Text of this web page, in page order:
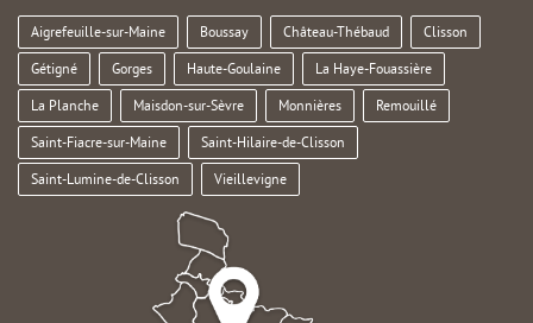
Aigrefeuille-sur-Maine Boussay Château-Thébaud Clisson
Gétigné Gorges Haute-Goulaine La Haye-Fouassière
La Planche Maisdon-sur-Sèvre Monnières Remouillé
Saint-Fiacre-sur-Maine Saint-Hilaire-de-Clisson
Saint-Lumine-de-Clisson Vieillevigne